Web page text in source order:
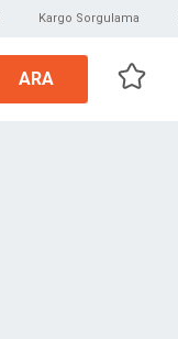
Kargo Sorgulama
ARA